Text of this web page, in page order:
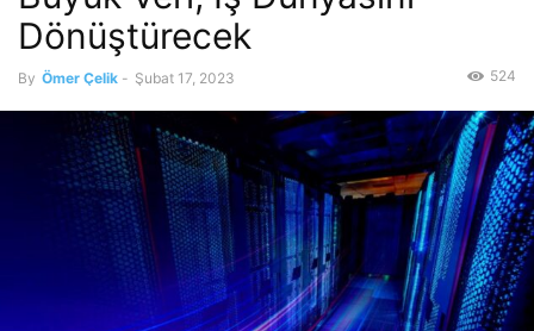
Dönüştürecek
By Ömer Çelik - Şubat 17, 2023 524